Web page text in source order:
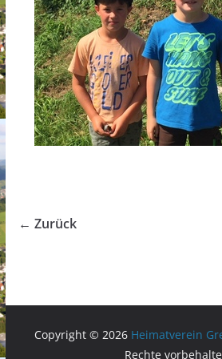
← Zurück
Copyright © 2026 Heimatverein
Rechte